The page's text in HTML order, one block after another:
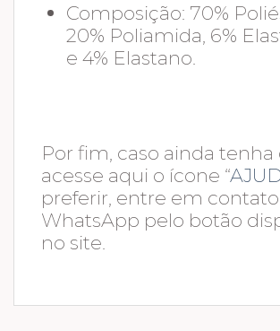
Composição: 70%
20% Poliamida, 6%
e 4% Elastano.
Por fim, caso ainda tenha
acesse aqui o ícone “
preferir, entre em contato
WhatsApp pelo botão
no site.